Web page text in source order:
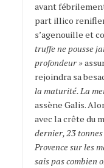
avant
part illico
s’agenouille et
truffe ne pousse
profondeur »
rejoindra sa
la maturité. La
assène Galis.
avec la crête du
dernier, 23
Provence sur les
sais pas combien